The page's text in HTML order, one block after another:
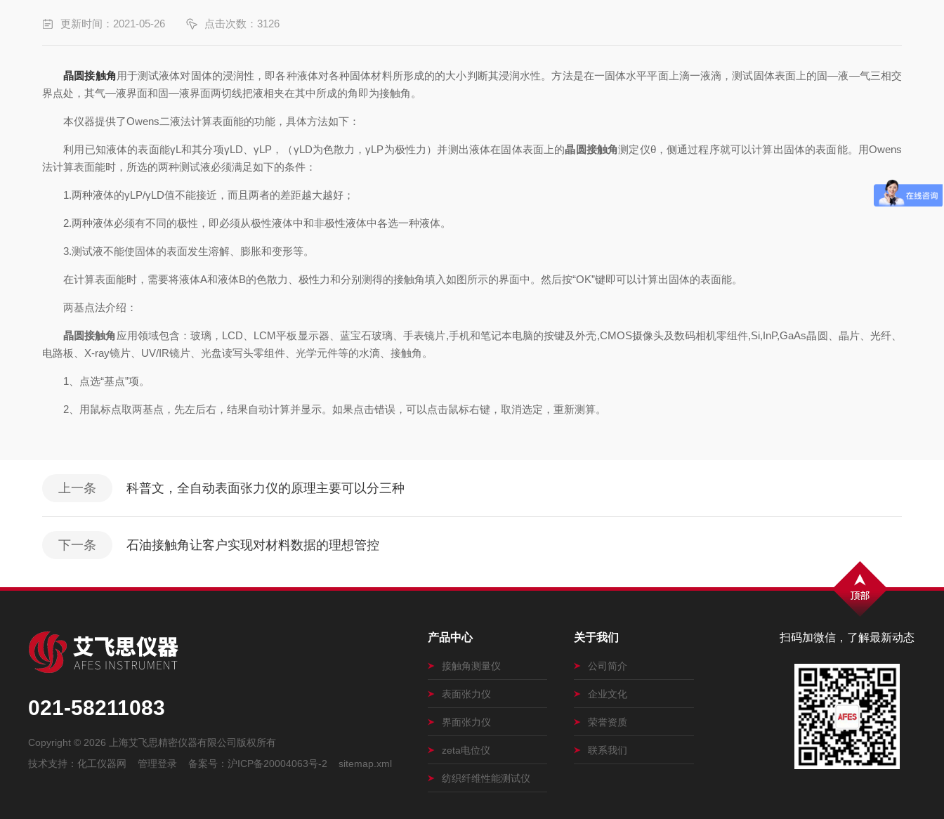
更新时间：2021-05-26 点击次数：3126
晶圆接触角 用于测试液体对固体的浸润性，即各种液体对各种固体材料所形成的的大小判断其浸润水性。方法是在一固体水平平面上滴一液滴，测试固体表面上的固—液—气三相交
界点处，其气—液界面和固—液界面两切线把液相夹在其中所成的角即为接触角。
本仪器提供了Owens二液法计算表面能的功能，具体方法如下：
利用已知液体的表面能γL和其分项γLD、γLP，（γLD为色散力，γLP为极性力）并测出液体在固体表面上的晶圆接触角测定仪θ，侧通过程序就可以计算出固体的表面能。用Owens
法计算表面能时，所选的两种测试液必须满足如下的条件：
1.两种液体的γLP/γLD值不能接近，而且两者的差距越大越好；
2.两种液体必须有不同的极性，即必须从极性液体中和非极性液体中各选一种液体。
3.测试液不能使固体的表面发生溶解、膨胀和变形等。
在计算表面能时，需要将液体A和液体B的色散力、极性力和分别测得的接触角填入如图所示的界面中。然后按“OK”键即可以计算出固体的表面能。
两基点法介绍：
晶圆接触角 应用领域包含：玻璃，LCD、LCM平板显示器、蓝宝石玻璃、手表镜片,手机和笔记本电脑的按键及外壳,CMOS摄像头及数码相机零组件,Si,InP,GaAs晶圆、晶片、光纤、
电路板、X-ray镜片、UV/IR镜片、光盘读写头零组件、光学元件等的水滴、接触角。
1、点选“基点”项。
2、用鼠标点取两基点，先左后右，结果自动计算并显示。如果点击错误，可以点击鼠标右键，取消选定，重新测算。
上一条 科普文，全自动表面张力仪的原理主要可以分三种
下一条 石油接触角让客户实现对材料数据的理想管控
扫码加微信，了解最新动态
021-58211083
Copyright © 2026 上海艾飞思精密仪器有限公司版权所有
技术支持：化工仪器网 管理登录 备案号：沪ICP备20004063号-2 sitemap.xml
产品中心
接触角测量仪
表面张力仪
界面张力仪
zeta电位仪
纺织纤维性能测试仪
关于我们
公司简介
企业文化
荣誉资质
联系我们